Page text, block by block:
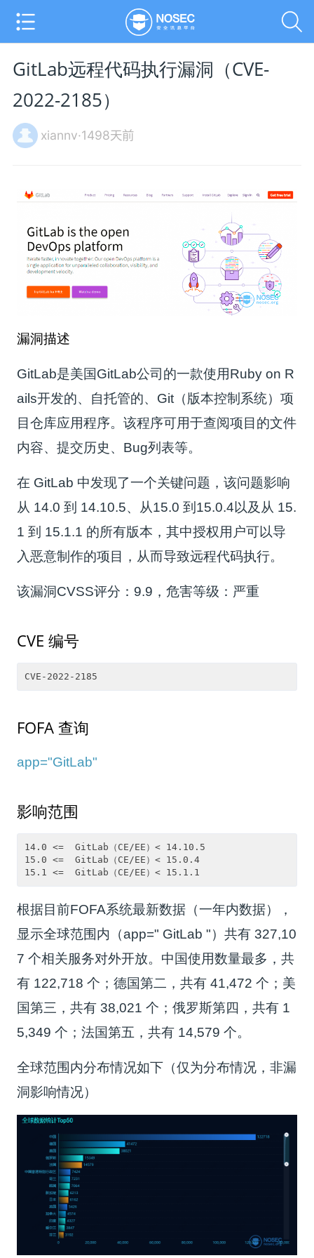
GitLab远程代码执行漏洞（CVE-
2022-2185）
xiannv·1498天前
漏洞描述
GitLab是美国GitLab公司的一款使用Ruby on R
ails开发的、自托管的、Git（版本控制系统）项
目仓库应用程序。该程序可用于查阅项目的文件
内容、提交历史、Bug列表等。
在 GitLab 中发现了一个关键问题，该问题影响
从 14.0 到 14.10.5、从15.0 到15.0.4以及从 15.
1 到 15.1.1 的所有版本，其中授权用户可以导
入恶意制作的项目，从而导致远程代码执行。
该漏洞CVSS评分：9.9，危害等级：严重
CVE 编号
FOFA 查询
app="GitLab"
影响范围
14.0 <=  GitLab（CE/EE）< 14.10.5
15.0 <=  GitLab（CE/EE）< 15.0.4
15.1 <=  GitLab（CE/EE）< 15.1.1
根据目前FOFA系统最新数据（一年内数据），
显示全球范围内（app=" GitLab "）共有 327,10
7 个相关服务对外开放。中国使用数量最多，共
有 122,718 个；德国第二，共有 41,472 个；美
国第三，共有 38,021 个；俄罗斯第四，共有 1
5,349 个；法国第五，共有 14,579 个。
全球范围内分布情况如下（仅为分布情况，非漏
洞影响情况）